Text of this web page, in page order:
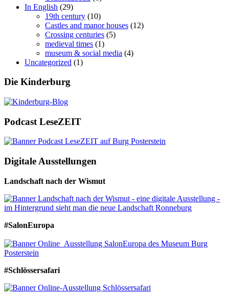
In English (29)
19th century (10)
Castles and manor houses (12)
Crossing centuries (5)
medieval times (1)
museum & social media (4)
Uncategorized (1)
Die Kinderburg
Podcast LeseZEIT
Digitale Ausstellungen
Landschaft nach der Wismut
#SalonEuropa
#Schlössersafari